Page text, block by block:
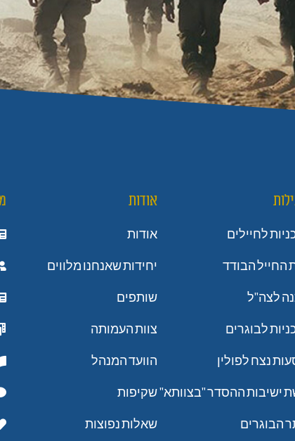
לחיילים
החייל הבודד
לצה"ל
לבוגרים
נצח לפולין
ישיבות ההסדר "בצוותא"
הבוגרים
אודות
אודות
יחידות שאנחנו מלווים
שותפים
צוות העמותה
הוועד המנהל
שקיפות
שאלות נפוצות